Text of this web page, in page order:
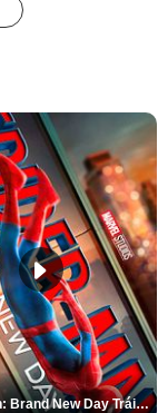
Spider-Man: Brand New Day Tráiler (3)